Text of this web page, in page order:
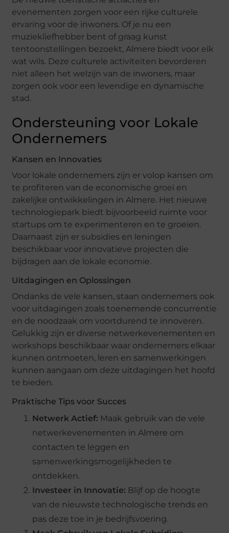
evenementen zorgen voor een rijke culturele
ervaring voor de inwoners. Of je nu een
muziekliefhebber bent of graag kunst
tentoonstellingen bezoekt, Almere biedt voor elk
wat wils. Deze culturele activiteiten bevorderen
niet alleen het welzijn van de inwoners, maar
zorgen ook voor een levendige en dynamische
stad.
Ondersteuning voor Lokale
Ondernemers
Kansen en Innovaties
Voor lokale ondernemers zijn er volop kansen om
te profiteren van de economische groei en
zakelijke ontwikkelingen in Almere. Het nieuwe
technologiepark biedt bijvoorbeeld ruimte voor
startups om te experimenteren en te groeien.
Daarnaast zijn er subsidies en leningen
beschikbaar voor innovatieve projecten die
bijdragen aan de lokale economie.
Uitdagingen en Oplossingen
Ondanks de vele kansen, staan ondernemers ook
voor uitdagingen zoals toenemende concurrentie
en de noodzaak om voortdurend te innoveren.
Gelukkig zijn er diverse netwerkevenementen en
workshops beschikbaar waar ondernemers elkaar
kunnen ontmoeten, leren en samenwerkingen
kunnen aangaan om deze uitdagingen het hoofd
te bieden.
Praktische Tips voor Succes
Netwerk Actief: Maak gebruik van de vele
netwerkevenementen in Almere om
contacten te leggen en
samenwerkingsmogelijkheden te
ontdekken.
Investeer in Innovatie: Blijf op de hoogte
van de nieuwste technologische trends en
pas deze toe in je bedrijfsvoering.